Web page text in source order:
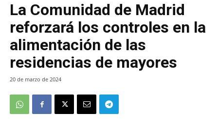
La Comunidad de Madrid
reforzará los controles en la
alimentación de las
residencias de mayores
20 de marzo de 2024